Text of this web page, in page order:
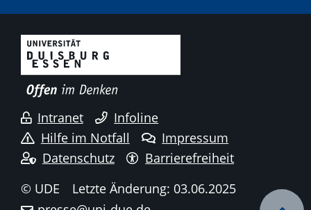
Intranet
Infoline
Hilfe im Notfall
Impressum
Datenschutz
Barrierefreiheit
© UDE
Letzte Änderung: 03.06.2025